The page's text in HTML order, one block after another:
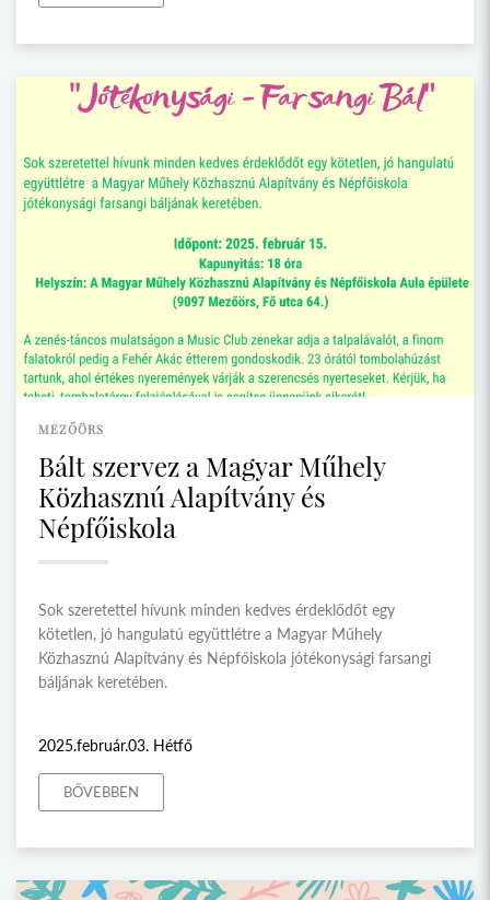
MEZŐÖRS
Bált szervez a Magyar Műhely
Közhasznú Alapítvány és
Népfőiskola
Sok szeretettel hívunk minden kedves érdeklődőt egy
kötetlen, jó hangulatú együttlétre a Magyar Műhely
Közhasznú Alapítvány és Népfőiskola jótékonysági farsangi
báljának keretében.
2025.február.03. Hétfő
BŐVEBBEN